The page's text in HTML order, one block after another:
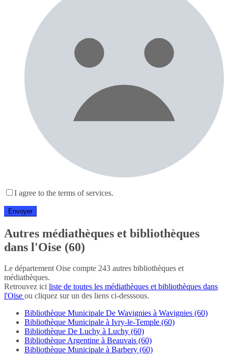
I agree to the terms of services.
Autres médiathèques et bibliothèques
dans l'Oise (60)
Le département Oise compte 243 autres bibliothèques et
médiathèques.
Retrouvez ici liste de toutes les médiathèques et bibliothèques dans
l'Oise ou cliquez sur un des liens ci-desssous.
Bibliothèque Municipale De Wavignies à Wavignies (60)
Bibliothèque Municipale à Ivry-le-Temple (60)
Bibliothèque De Luchy à Luchy (60)
Bibliothèque Argentine à Beauvais (60)
Bibliothèque Municipale à Barbery (60)